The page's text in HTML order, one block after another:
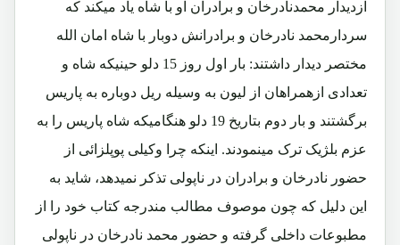
ازدیدار محمدنادرخان و برادران او با شاه یاد میکند که
سردارمحمد نادرخان و برادرانش دوبار با شاه امان الله
مختصر دیدار داشتند: بار اول روز 15 دلو حینیکه شاه و
تعدادی ازهمراهان از لیون به وسیله ریل دوباره به پاریس
برگشتند و بار دوم بتاریخ 19 دلو هنگامیکه شاه پاریس را به
عزم بلژیک ترک مینمودند. اینکه چرا وکیلی پوپلزائی از
حضور نادرخان و برادران در ناپولی تذکر نمیدهد، شاید به
این دلیل که چون موصوف مطالب مندرجه کتاب خود را از
مطبوعات داخلی گرفته و حضور محمد نادرخان در ناپولی